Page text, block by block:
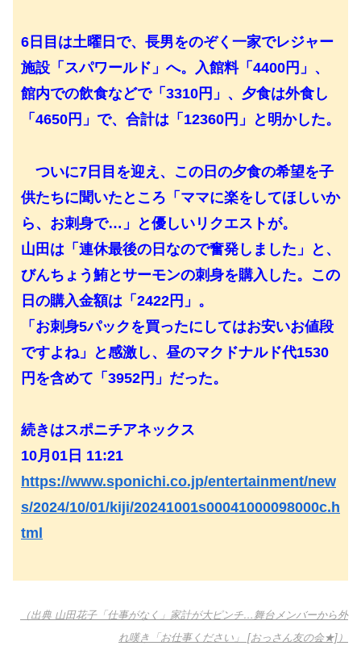
6日目は土曜日で、長男をのぞく一家でレジャー
施設「スパワールド」へ。入館料「4400円」、
館内での飲食などで「3310円」、夕食は外食し
「4650円」で、合計は「12360円」と明かした。
ついに7日目を迎え、この日の夕食の希望を子
供たちに聞いたところ「ママに楽をしてほしいか
ら、お刺身で…」と優しいリクエストが。
山田は「連休最後の日なので奮発しました」と、
びんちょう鮪とサーモンの刺身を購入した。この
日の購入金額は「2422円」。
「お刺身5パックを買ったにしてはお安いお値段
ですよね」と感激し、昼のマクドナルド代1530
円を含めて「3952円」だった。
続きはスポニチアネックス
10月01日 11:21
https://www.sponichi.co.jp/entertainment/new
s/2024/10/01/kiji/20241001s00041000098000c.h
tml
（出典 山田花子「仕事がなく」家計が大ピンチ…舞台メンバーから外
れ嘆き「お仕事ください」 [おっさん友の会★]）